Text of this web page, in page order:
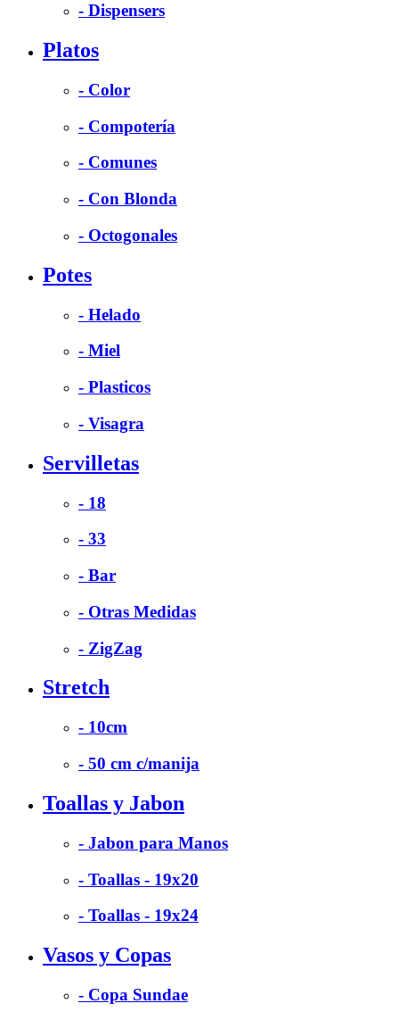
- Dispensers
Platos
- Color
- Compotería
- Comunes
- Con Blonda
- Octogonales
Potes
- Helado
- Miel
- Plasticos
- Visagra
Servilletas
- 18
- 33
- Bar
- Otras Medidas
- ZigZag
Stretch
- 10cm
- 50 cm c/manija
Toallas y Jabon
- Jabon para Manos
- Toallas - 19x20
- Toallas - 19x24
Vasos y Copas
- Copa Sundae